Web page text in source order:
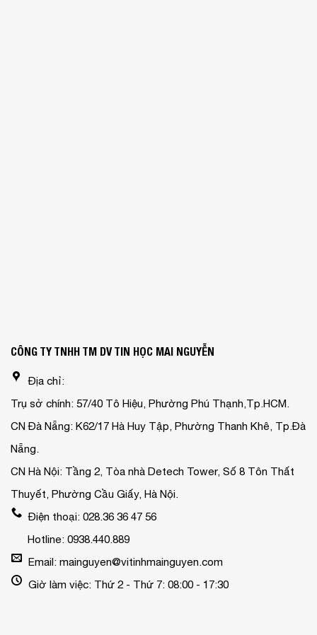
CÔNG TY TNHH TM DV TIN HỌC MAI NGUYỄN
Địa chỉ:
Trụ sở chính: 57/40 Tô Hiệu, Phường Phú Thạnh,Tp.HCM.
CN Đà Nẵng: K62/17 Hà Huy Tập, Phường Thanh Khê, Tp.Đà
Nẵng.
CN Hà Nội: Tầng 2, Tòa nhà Detech Tower, Số 8 Tôn Thất
Thuyết, Phường Cầu Giấy, Hà Nội.
Điện thoại: 028.36 36 47 56
Hotline: 0938.440.889
Email: mainguyen@vitinhmainguyen.com
Giờ làm việc: Thứ 2 - Thứ 7: 08:00 - 17:30